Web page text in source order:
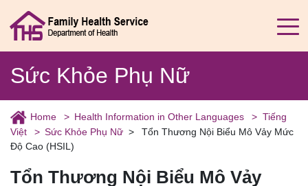
Sức Khỏe Phụ Nữ
Home Health Information in Other Languages
Tiếng
Việt
Sức Khỏe Phụ Nữ
Tổn Thương Nội Biểu Mô Vảy Mức
Độ Cao (HSIL)
Tổn Thương Nội Biểu Mô Vảy